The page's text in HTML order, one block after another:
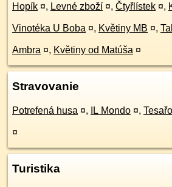
Hopík ¤, Levné zboží ¤, Čtyřlístek ¤,
Vinotéka U Boba ¤, Květiny MB ¤,
Ambra ¤, Květiny od Matúša ¤
Stravovanie
Potrefená husa ¤, IL Mondo ¤,
¤
Turistika